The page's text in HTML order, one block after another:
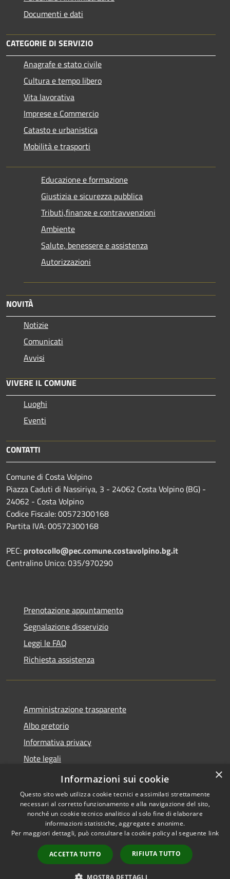
Documenti e dati
CATEGORIE DI SERVIZIO
Anagrafe e stato civile
Cultura e tempo libero
Vita lavorativa
Imprese e Commercio
Catasto e urbanistica
Mobilità e trasporti
Educazione e formazione
Giustizia e sicurezza pubblica
Tributi,finanze e contravvenzioni
Ambiente
Salute, benessere e assistenza
Autorizzazioni
NOVITÀ
Notizie
Comunicati
Avvisi
VIVERE IL COMUNE
Luoghi
Eventi
CONTATTI
Comune di Costa Volpino
Piazza Caduti di Nassiriya, 3 - 24062 Costa Volpino (BG) -
24062 - Costa Volpino
Codice Fiscale: 00572300168
Partita IVA: 00572300168
PEC: protocollo@pec.comune.costavolpino.bg.it
Centralino Unico: 035/970290
Prenotazione appuntamento
Segnalazione disservizio
Leggi le FAQ
Richiesta assistenza
Amministrazione trasparente
Albo pretorio
Informativa privacy
Note legali
Dichiarazione di accessibilità
Accessibilità
Copyright © 2026 • Comune di
Costa Volpino • Powered by
Municipium•
Accesso
redazione
×
Informazioni sui cookie
Questo sito web utilizza cookie tecnici e assimilati strettamente
necessari al corretto funzionamento e alla navigazione del sito,
nonché un cookie tecnico analitico al solo fine di elaborare
informazioni statistiche, aggregate e anonime.
Per maggiori dettagli, può consultare la cookie policy al seguente link
ACCETTA TUTTO RIFIUTA TUTTO
MOSTRA DETTAGLI